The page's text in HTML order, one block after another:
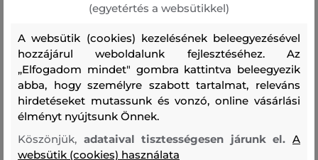
FÜRDŐRUHA VILEBREQUIN
GIRLS ONE-PIECE SWIMSUIT
HERBIER
47 990 Ft
23 990 Ft
Elérhető méretek:
134/140
(egyetértés a websütikkel)
A websütik (cookies) kezelésének beleegyezésével
hozzájárul weboldalunk fejlesztéséhez. Az
„Elfogadom mindet" gombra kattintva beleegyezik
abba, hogy személyre szabott tartalmat, releváns
hirdetéseket mutassunk és vonzó, online vásárlási
élményt nyújtsunk Önnek.
Köszönjük, adataival tisztességesen járunk el.A
websütik (cookies) használata